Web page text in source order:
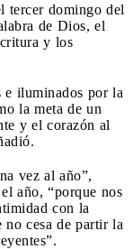
tercer domingo del
de Dios, el
y los
e iluminados por la
la meta de un
y el corazón al
vez al año”,
año, “porque nos
con la
no cesa de partir la